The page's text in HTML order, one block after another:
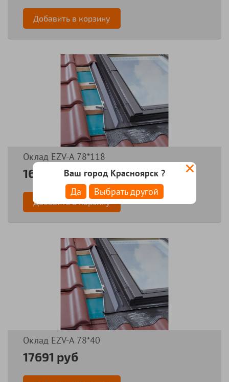
Ваш город Красноярск ?
Да
Выбрать другой
Добавить в корзину
Оклад EZV-А 78*118
16674 руб
Добавить в корзину
Оклад EZV-А 78*40
17691 руб